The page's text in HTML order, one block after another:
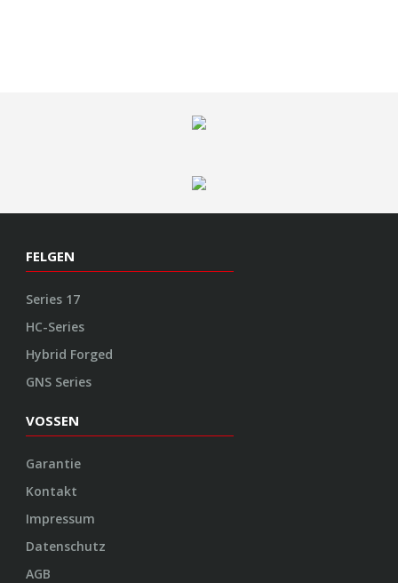
FELGEN
Series 17
HC-Series
Hybrid Forged
GNS Series
VOSSEN
Garantie
Kontakt
Impressum
Datenschutz
AGB